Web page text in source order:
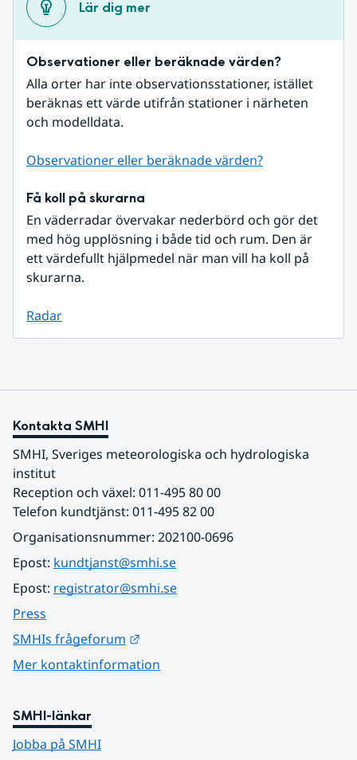
Lär dig mer
Observationer eller beräknade värden?
Alla orter har inte observationsstationer, istället
beräknas ett värde utifrån stationer i närheten
och modelldata.
Observationer eller beräknade värden?
Få koll på skurarna
En väderradar övervakar nederbörd och gör det
med hög upplösning i både tid och rum. Den är
ett värdefullt hjälpmedel när man vill ha koll på
skurarna.
Radar
Kontakta SMHI
SMHI, Sveriges meteorologiska och hydrologiska
institut
Reception och växel: 011-495 80 00
Telefon kundtjänst: 011-495 82 00
Organisationsnummer: 202100-0696
Epost: kundtjanst@smhi.se
Epost: registrator@smhi.se
Press
SMHIs frågeforum
Mer kontaktinformation
SMHI-länkar
Jobba på SMHI